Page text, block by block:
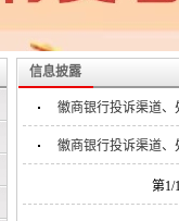
信息披露
徽商银行投诉渠道
徽商银行投诉渠道、
第